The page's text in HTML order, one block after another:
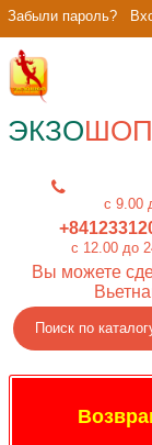
Забыли пароль?
ЭКЗО
c
c 12.00
Вы можете